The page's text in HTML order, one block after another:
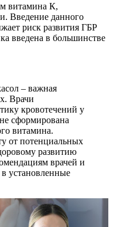
витамина К,
Введение данного
риск развития ГБР
введена в большинстве
– важная
Врачи
кровотечений у
сформирована
витамина.
от потенциальных
развитию
врачей и
установленные